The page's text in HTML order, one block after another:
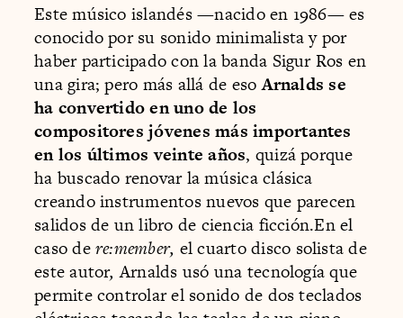
Este músico islandés —nacido en 1986— es
conocido por su sonido minimalista y por
haber participado con la banda Sigur Ros en
una gira; pero más allá de esoArnalds se
ha convertido en uno de los
compositores jóvenes más importantes
en los últimos veinte años, quizá porque
ha buscado renovar la música clásica
creando instrumentos nuevos que parecen
salidos de un libro de ciencia ficción.En el
caso dere:member, el cuarto disco solista de
este autor,Arnalds usó una tecnología que
permite controlar el sonido de dos teclados